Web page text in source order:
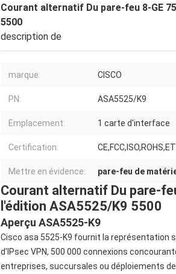
Courant alternatif Du pare-feu 8-GE
5500
description de
marque: CISCO
PN: ASA5525/K9
Emplacement: 1 carte d'interface
Certification:
Mettre en évidence: pare-feu de
Courant alternatif Du pare-
l'édition ASA5525/K9 5500
Aperçu ASA5525-K9
Cisco asa 5525-K9 fournit la représentation
d'IPsec VPN, 500 000 connexions
entreprises, succursales ou déploiements